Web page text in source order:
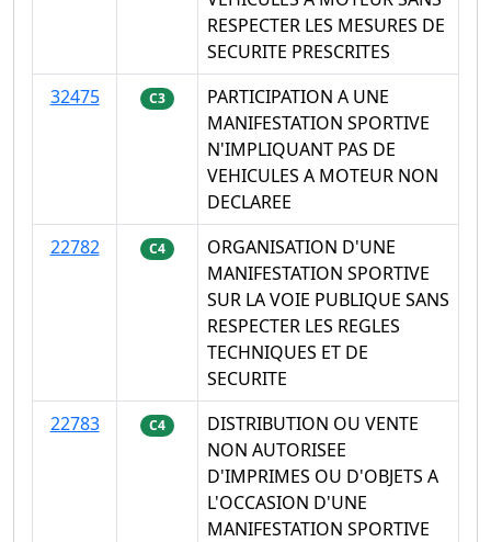
RESPECTER LES MESURES DE
SECURITE PRESCRITES
32475
C3
PARTICIPATION A UNE
MANIFESTATION SPORTIVE
N'IMPLIQUANT PAS DE
VEHICULES A MOTEUR NON
DECLAREE
22782
C4
ORGANISATION D'UNE
MANIFESTATION SPORTIVE
SUR LA VOIE PUBLIQUE SANS
RESPECTER LES REGLES
TECHNIQUES ET DE
SECURITE
22783
C4
DISTRIBUTION OU VENTE
NON AUTORISEE
D'IMPRIMES OU D'OBJETS A
L'OCCASION D'UNE
MANIFESTATION SPORTIVE